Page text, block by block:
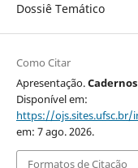
Dossiê Temático
Como Citar
Apresentação.
Disponível em:
https://
em: 7 ago. 2026.
Formatos de Citação